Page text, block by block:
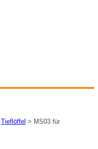
Tieflöffel > MS03 für